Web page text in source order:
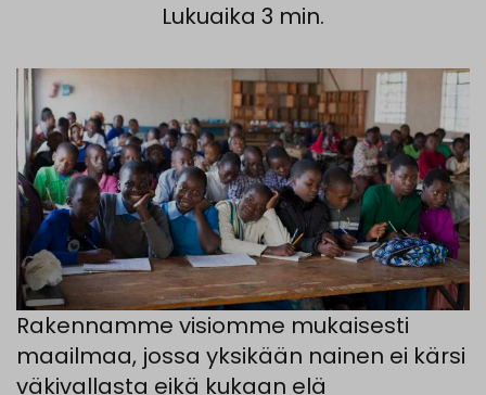
Lukuaika 3 min.
Rakennamme visiomme mukaisesti
maailmaa, jossa yksikään nainen ei kärsi
väkivallasta eikä kukaan elä